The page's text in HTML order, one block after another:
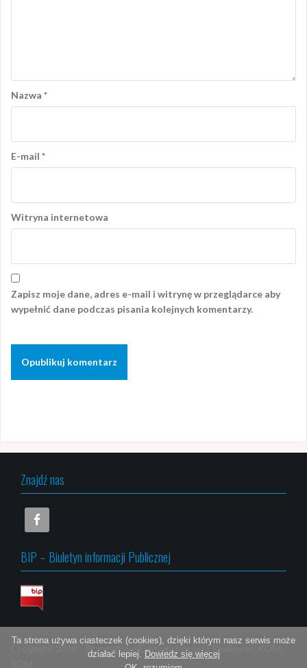
Nazwa *
E-mail *
Witryna internetowa
Zapisz moje dane, adres e-mail i witrynę w przeglądarce aby
wypełnić dane podczas pisania kolejnych komentarzy.
Znajdź nas
BIP – Biuletyn informacji Publicznej
Copyright 2018 - Przedszkole Fantazja Łuków | Realizacja:
Ta strona używa ciasteczek (cookies), dzięki którym nasz serwis może
działać lepiej. Dowiedz się więcej